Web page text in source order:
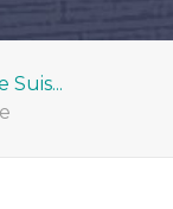
Suis...